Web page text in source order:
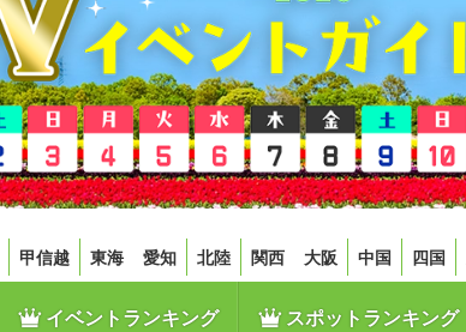
甲信越 東海 愛知 北陸 関西 大阪 中国 四国
イベントランキング スポットランキング